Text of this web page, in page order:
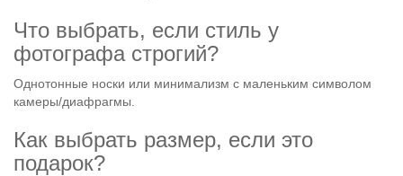
Что выбрать, если стиль у
фотографа строгий?
Однотонные носки или минимализм с маленьким символом
камеры/диафрагмы.
Как выбрать размер, если это
подарок?